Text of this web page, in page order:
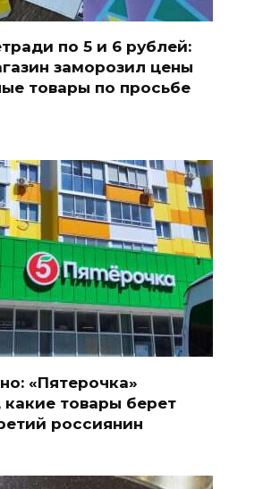
по 5 и 6 рублей:
заморозил цены
товары по просьбе
«Пятерочка»
товары берет
россиянин